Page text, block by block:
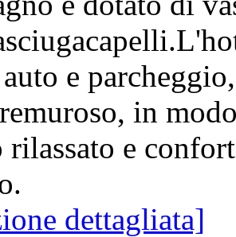
e
in
rilassato e
dettagliata]